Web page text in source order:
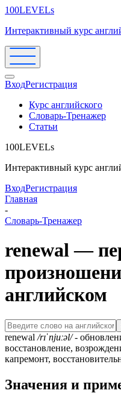
100LEVELs
Интерактивный курс
ВходРегистрация
Курс английского
Словарь-Тренажер
Статьи
100LEVELs
Интерактивный курс
ВходРегистрация
Главная
-
Словарь-Тренажер
renewal —
английском
renewal /rɪˈnjuːəl/-
восстановление,
капремонт,
Значения и